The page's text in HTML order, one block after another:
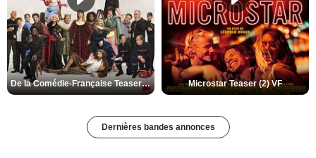
De la Comédie-Française Teaser (3) VF Microstar Teaser (2) VF
Dernières bandes annonces